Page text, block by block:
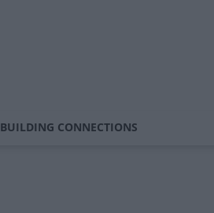
BUILDING CONNECTIONS